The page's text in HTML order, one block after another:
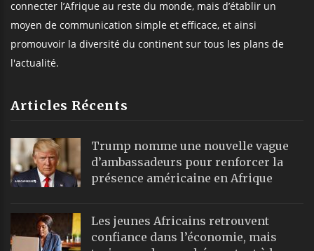
connecter l’Afrique au reste du monde, mais d’établir un
moyen de communication simple et efficace, et ainsi
promouvoir la diversité du continent sur tous les plans de
l'actualité.
Articles Récents
Trump nomme une nouvelle vague
d’ambassadeurs pour renforcer la
présence américaine en Afrique
Les jeunes Africains retrouvent
confiance dans l’économie, mais